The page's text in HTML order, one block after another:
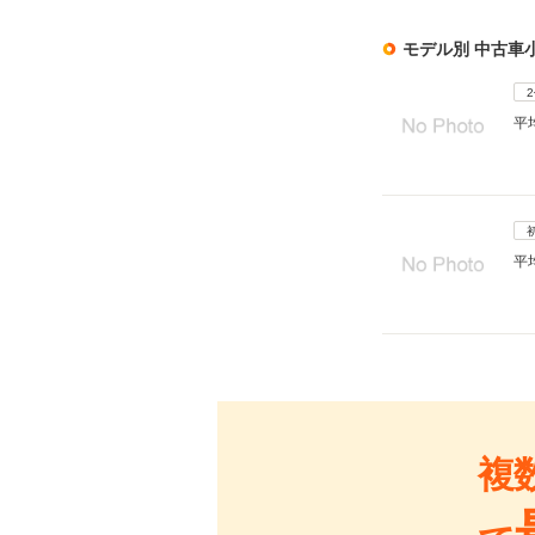
モデル別 中古車
2
平
平
複